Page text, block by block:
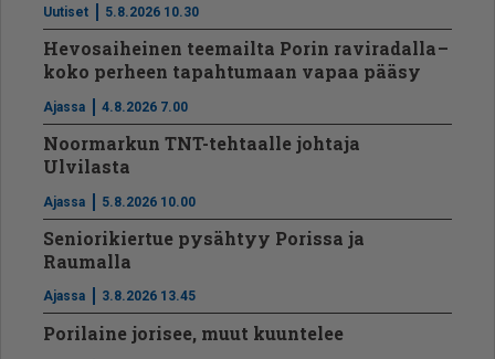
Uutiset 5.8.2026 10.30
Hevosaiheinen teemailta Porin raviradalla –
koko perheen tapahtumaan vapaa pääsy
Ajassa 4.8.2026 7.00
Noormarkun TNT-tehtaalle johtaja
Ulvilasta
Ajassa 5.8.2026 10.00
Seniorikiertue pysähtyy Porissa ja
Raumalla
Ajassa 3.8.2026 13.45
Porilaine jorisee, muut kuuntelee